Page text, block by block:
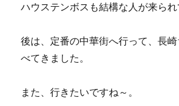
ハウステンボスも結構な人が来られ
後は、定番の中華街へ行って、長
べてきました。
また、行きたいですね～。